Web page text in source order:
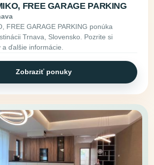
FREE GARAGE PARKING
FREE GARAGE PARKING ponúka
Trnava, Slovensko. Pozrite si
ďalšie informácie.
Zobraziť ponuky